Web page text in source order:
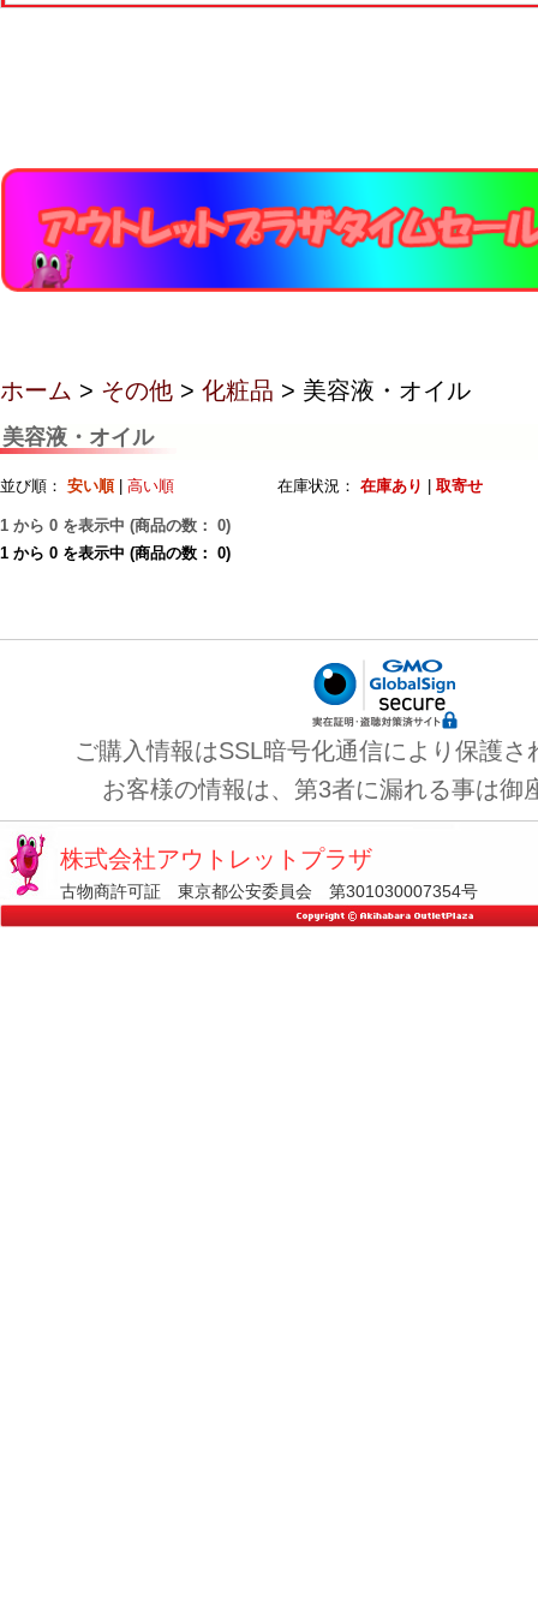
ホーム > その他 > 化粧品 > 美容液・オイル
美容液・オイル
並び順： 安い順| 高い順 在庫状況： 在庫あり 取寄せ
1 から 0 を表示中 (商品の数： 0)
1 から 0 を表示中 (商品の数： 0)
ご購入情報はSSL暗号化通信により保護さ
お客様の情報は、第3者に漏れる事は御
株式会社アウトレットプラザ
古物商許可証 東京都公安委員会 第301030007354号